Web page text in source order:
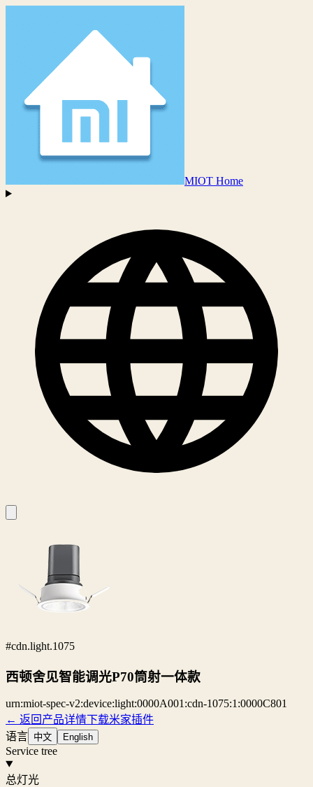
MIOT Home
#cdn.light.1075
西顿舍见智能调光P70筒射一体款
urn:miot-spec-v2:device:light:0000A001:cdn-1075:1:0000C801
← 返回产品详情下载米家插件
语言 中文 English
Service tree
总灯光